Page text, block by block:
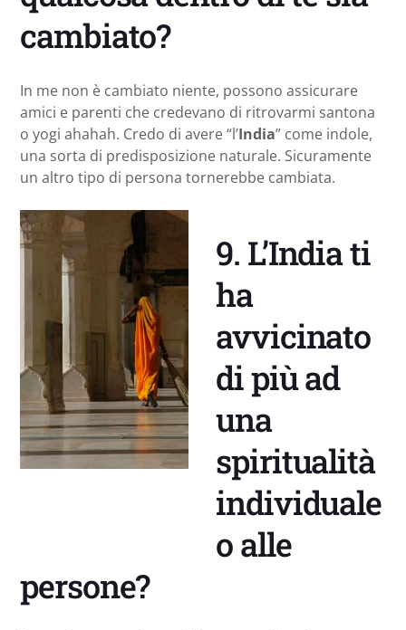
cambiato?
In me non è cambiato niente, possono assicurare
amici e parenti che credevano di ritrovarmi santona
o yogi ahahah. Credo di avere “l’India” come indole,
una sorta di predisposizione naturale. Sicuramente
un altro tipo di persona tornerebbe cambiata.
9. L’India ti
ha
avvicinato
di più ad
una
spiritualità
individuale
o alle
persone?